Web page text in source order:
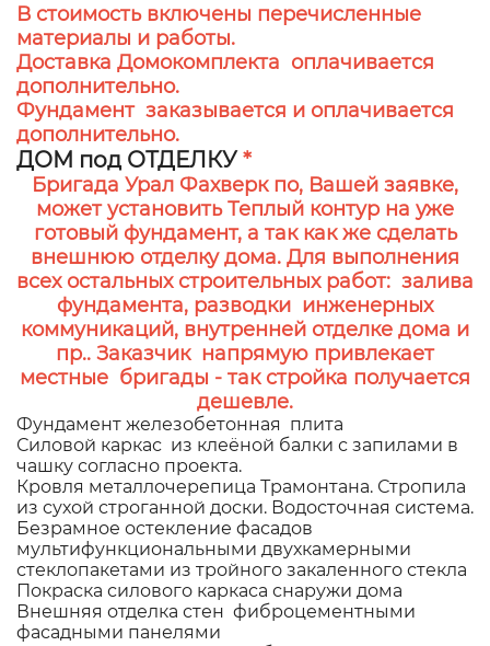
В стоимость включены перечисленные
материалы и работы.
Доставка Домокомплекта оплачивается
дополнительно.
Фундамент заказывается и оплачивается
дополнительно.
ДОМ под ОТДЕЛКУ*
Бригада Урал Фахверк по, Вашей заявке,
может установить Теплый контур на уже
готовый фундамент, а так как же сделать
внешнюю отделку дома. Для выполнения
всех остальных строительных работ: залива
фундамента, разводки инженерных
коммуникаций, внутренней отделке дома и
пр.. Заказчик напрямую привлекает
местные бригады - так стройка получается
дешевле.
Фундамент железобетонная плита
Силовой каркас из клеёной балки с запилами в
чашку согласно проекта.
Кровля металлочерепица Трамонтана. Стропила
из сухой строганной доски. Водосточная система.
Безрамное остекление фасадов
мультифункциональными двухкамерными
стеклопакетами из тройного закаленного стекла
Покраска силового каркаса снаружи дома
Внешняя отделка стен фиброцементными
фасадными панелями